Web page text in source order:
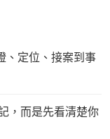
、定位、接案到事
，而是先看清楚你